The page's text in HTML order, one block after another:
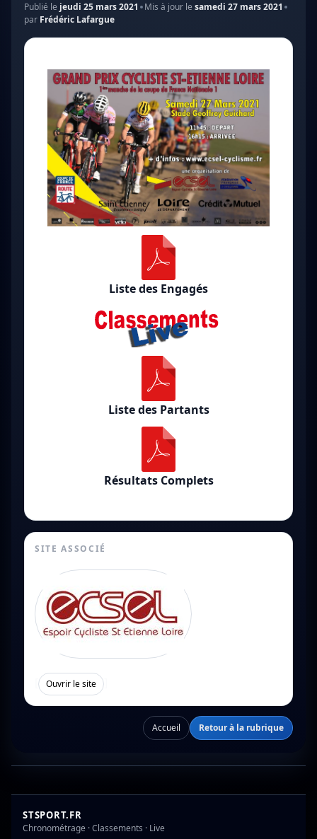
Publié le jeudi 25 mars 2021 Mis à jour le samedi 27 mars 2021
par Frédéric Lafargue
Liste des Engagés
Liste des Partants
Résultats Complets
SITE ASSOCIÉ
Ouvrir le site
Accueil Retour à la rubrique
STSPORT.FR
Chronométrage · Classements · Live